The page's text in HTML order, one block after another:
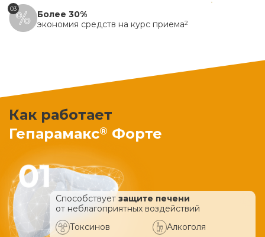
03
Более 30%
экономия средств на курс приема2
Как работает
Гепарамакс® Форте
Способствует защите печени
от неблагоприятных воздействий
Токсинов
Алкоголя